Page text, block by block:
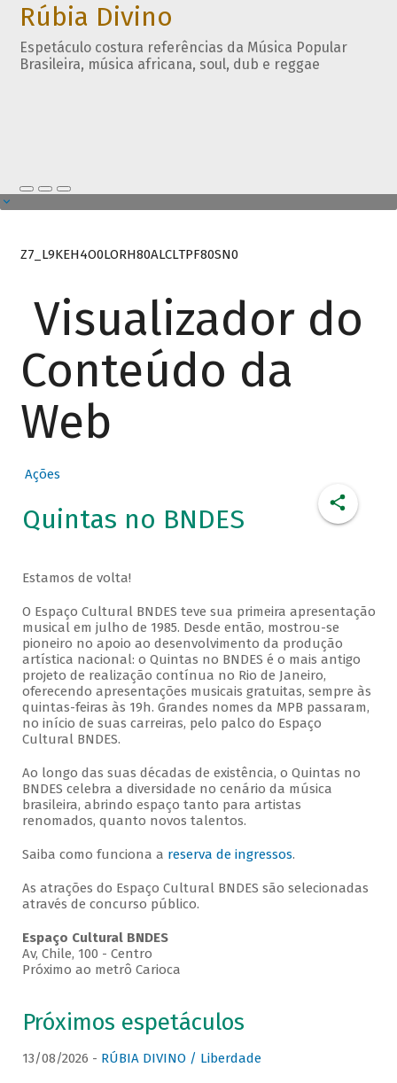
Rúbia Divino
Espetáculo costura referências da Música Popular
Brasileira, música africana, soul, dub e reggae
Z7_L9KEH4O0LORH80ALCLTPF80SN0
Visualizador do
Conteúdo da
Web
Ações
Quintas no BNDES
Estamos de volta!
O Espaço Cultural BNDES teve sua primeira apresentação
musical em julho de 1985. Desde então, mostrou-se
pioneiro no apoio ao desenvolvimento da produção
artística nacional: o Quintas no BNDES é o mais antigo
projeto de realização contínua no Rio de Janeiro,
oferecendo apresentações musicais gratuitas, sempre às
quintas-feiras às 19h. Grandes nomes da MPB passaram,
no início de suas carreiras, pelo palco do Espaço
Cultural BNDES.
Ao longo das suas décadas de existência, o Quintas no
BNDES celebra a diversidade no cenário da música
brasileira, abrindo espaço tanto para artistas
renomados, quanto novos talentos.
Saiba como funciona a reserva de ingressos.
As atrações do Espaço Cultural BNDES são selecionadas
através de concurso público.
Espaço Cultural BNDES
Av, Chile, 100 - Centro
Próximo ao metrô Carioca
Próximos espetáculos
13/08/2026 - RÚBIA DIVINO / Liberdade